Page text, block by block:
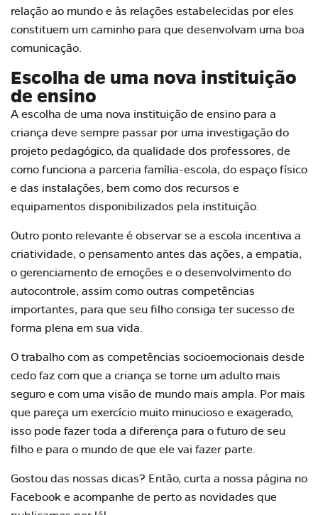
relação ao mundo e às relações estabelecidas por eles
constituem um caminho para que desenvolvam uma boa
comunicação.
Escolha de uma nova instituição
de ensino
A escolha de uma nova instituição de ensino para a
criança deve sempre passar por uma investigação do
projeto pedagógico, da qualidade dos professores, de
como funciona a parceria família-escola, do espaço físico
e das instalações, bem como dos recursos e
equipamentos disponibilizados pela instituição.
Outro ponto relevante é observar se a escola incentiva a
criatividade, o pensamento antes das ações, a empatia,
o gerenciamento de emoções e o desenvolvimento do
autocontrole, assim como outras competências
importantes, para que seu filho consiga ter sucesso de
forma plena em sua vida.
O trabalho com as competências socioemocionais desde
cedo faz com que a criança se torne um adulto mais
seguro e com uma visão de mundo mais ampla. Por mais
que pareça um exercício muito minucioso e exagerado,
isso pode fazer toda a diferença para o futuro de seu
filho e para o mundo de que ele vai fazer parte.
Gostou das nossas dicas? Então, curta a nossa página no
Facebook e acompanhe de perto as novidades que